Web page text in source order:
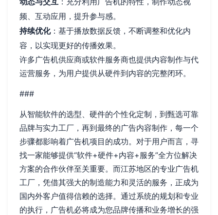
频、互动应用，提升参与感。
持续优化：基于播放数据反馈，不断调整和优化内
容，以实现更好的传播效果。
许多广告机供应商或软件服务商也提供内容制作与代
运营服务，为用户提供从硬件到内容的完整闭环。
###
从智能软件的选型、硬件的个性化定制，到甄选可靠
品牌与实力工厂，再到最终的广告内容制作，每一个
步骤都影响着广告机项目的成功。对于用户而言，寻
找一家能够提供“软件+硬件+内容+服务”全方位解决
方案的合作伙伴至关重要。而江苏地区的专业广告机
工厂，凭借其强大的制造能力和灵活的服务，正成为
国内外客户值得信赖的选择。通过系统的规划和专业
的执行，广告机必将成为您品牌传播和业务增长的强